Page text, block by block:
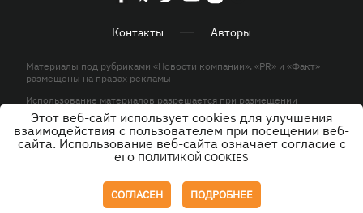
Контакты Авторы
Материалы под рубриками «Новости компании», «PR» и «Факт»
размещены на правах рекламы
Использование материалов разрешается при размещении
активной гиперссылки на KP.UA в первом абзаце.
© ООО «ЮЛАВ МЕДИА»,2026. Все права защищены.
Этот веб-сайт использует cookies для улучшения
взаимодействия с пользователем при посещении веб-
сайта. Использование веб-сайта означает согласие с
его ПОЛИТИКОЙ COOKIES
СОГЛАСЕН ПОДРОБНЕЕ